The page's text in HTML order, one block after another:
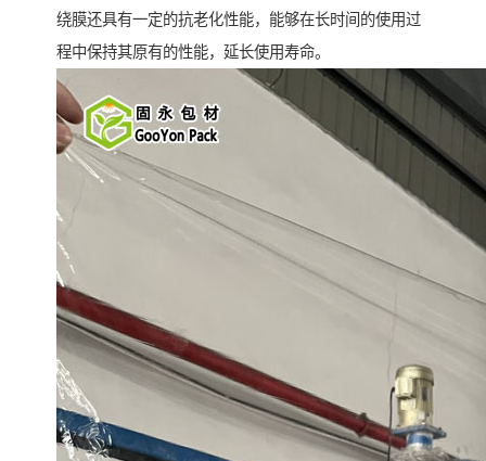
绕膜还具有一定的抗老化性能，能够在长时间的使用过
程中保持其原有的性能，延长使用寿命。